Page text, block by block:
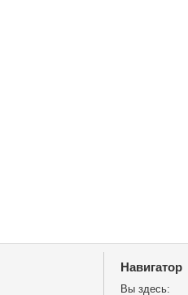
Навигатор
Вы здесь: